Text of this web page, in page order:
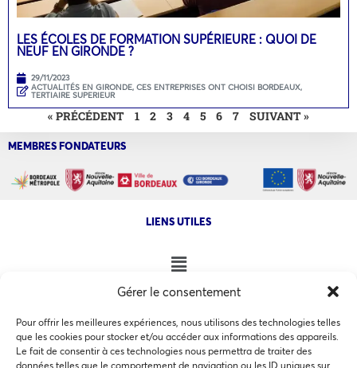
Gérer le consentement
Pour offrir les meilleures expériences, nous utilisons des technologies telles
que les cookies pour stocker et/ou accéder aux informations des appareils.
Le fait de consentir à ces technologies nous permettra de traiter des
données telles que le comportement de navigation ou les ID uniques sur
LES ÉCOLES DE FORMATION SUPÉRIEURE : QUOI DE
NEUF EN GIRONDE ?
29/11/2023
ACTUALITÉS EN GIRONDE, CES ENTREPRISES ONT CHOISI BORDEAUX,
TERTIAIRE SUPERIEUR
« PRÉCÉDENT 1 2 3 4 5 6 7 SUIVANT »
MEMBRES FONDATEURS
LIENS UTILES
NOS AUTRES SITES